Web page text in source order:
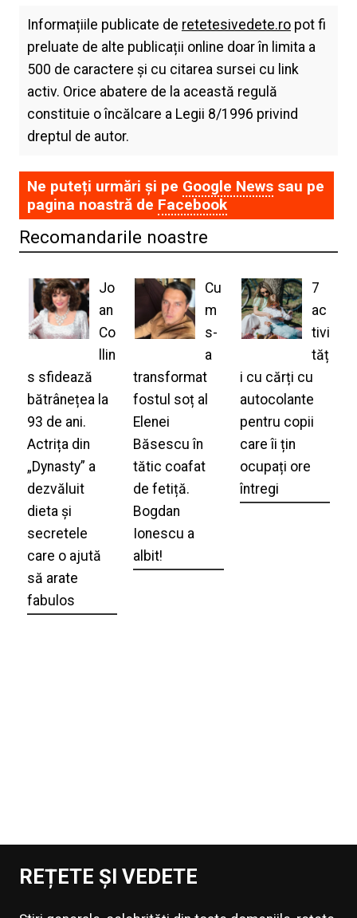
Informațiile publicate de retetesivedete.ropot fi
preluate de alte publicații online doar în limita a
500 de caractere și cu citarea sursei cu link
activ. Orice abatere de la această regulă
constituie o încălcare a Legii 8/1996 privind
dreptul de autor.
Ne puteți urmări și pe Google Newssau pe
pagina noastră de Facebook
Recomandarile noastre
Jo
an
Co
llin
s sfidează
bătrânețea la
93 de ani.
Actrița din
„Dynasty” a
dezvăluit
dieta și
secretele
care o ajută
să arate
fabulos
Cu
m
s-
a
transformat
fostul soț al
Elenei
Băsescu în
tătic coafat
de fetiță.
Bogdan
Ionescu a
albit!
7
ac
tivi
tăț
i cu cărți cu
autocolante
pentru copii
care îi țin
ocupați ore
întregi
REȚETE ȘI VEDETE